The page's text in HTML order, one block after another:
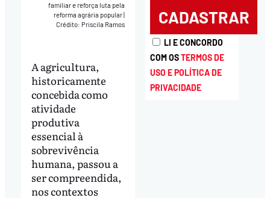
familiar e reforça luta pela
reforma agrária popular|
Crédito: Priscila Ramos
A agricultura,
historicamente
concebida como
atividade
produtiva
essencial à
sobrevivência
humana, passou a
ser compreendida,
nos contextos
LI E CONCORDO
COM OSTERMOS DE
USO E POLÍTICA DE
PRIVACIDADE